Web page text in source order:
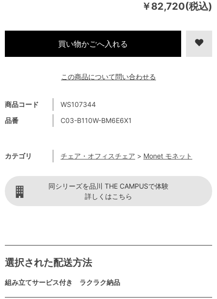
￥82,720(税込)
商品コード
WS107344
品番
C03-B110W-BM6E6X1
カテゴリ チェア・オフィスチェア > Monet モネット
この商品について問い合わせる
同シリーズを品川 THE CAMPUSで体験
詳しくはこちら
選択された配送方法
組み立てサービス付き ラクラク納品